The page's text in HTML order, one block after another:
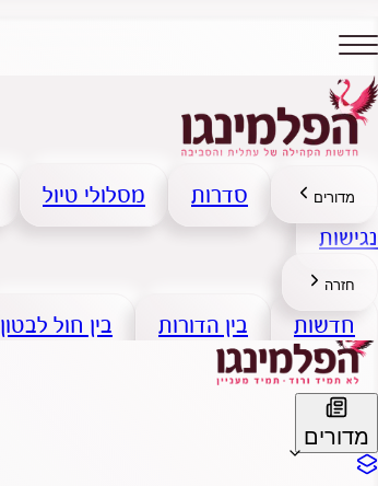
מדורים סדרות מסלולי טיול
נגישות
חזרה
חדשות בין הדורות בין חול לבטון
מדורים